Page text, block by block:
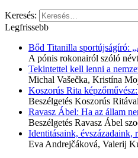
Keresés:
Legfrissebb
Bőd Titanilla sportújságíró:
A pónis rokonairól szóló
Tekintettel kell lenni a
Michal Vašečka, Kristína
Koszorús Rita
Beszélgetés Koszorús Ritával
Ravasz Ábel: Ha az állam
Beszélgetés Ravasz Ábel
Identitásaink, évszázadaink,
Eva Andrejčáková, Valerij